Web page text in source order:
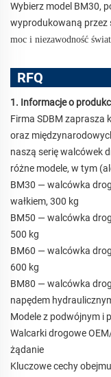
Wybierz model BM30,
wyprodukowaną
moc i niezawodność
RFQ
1. Informacje o
Firma SDBM
oraz
naszą serię walcówek
różne modele, w tym
BM30 —walcówka
wałkiem, 300 kg
BM50 —walcówka
500 kg
BM60 —walcówka
600 kg
BM80 —walcówka
napędem
Modele z podwójnym i
Walcarki drogowe
żądanie
Kluczowe cechy